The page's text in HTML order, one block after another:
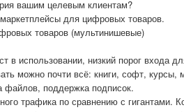
вашим целевым клиентам?
для цифровых товаров.
товаров (мультинишевые)
в использовании, низкий порог входа
можно почти всё: книги, софт, курсы,
файлов, поддержка подписок.
трафика по сравнению с гигантами.